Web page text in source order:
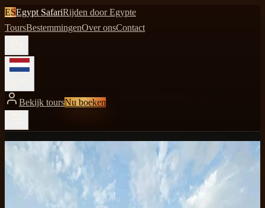
ESEgypt SafariRijden door Egypte
ToursBestemmingenOver onsContact
Bekijk toursNu boeken
Home
Egypt Safari blog
Egypt Safari blog